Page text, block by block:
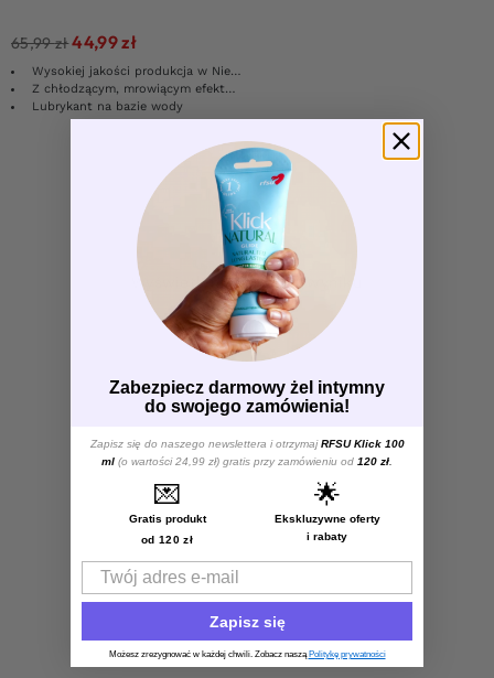
65,99zł44,99zł
Wysokiej jakości produkcja w Niemczech
Z chłodzącym, mrowiącym efektem
Lubrykant na bazie wody
Pokaż więcej produktów
1
Wyświetlanie jednego wyniku
Zabezpiecz darmowy żel intymny
do swojego zamówienia!
Zapisz się do naszego newslettera i otrzymajRFSU Klick 100
ml (o wartości 24,99 zł) gratis przy zamówieniu od 120 zł
💌
Gratis produkt
od 120 zł
🌟
Ekskluzywne oferty
i rabaty
Email
Zapisz się
Możesz zrezygnować w każdej chwili. Zobacz naszą Politykę prywatności